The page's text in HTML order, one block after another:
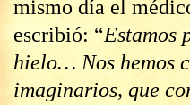
mismo día el
escribió: “Estamos
hielo… Nos hemos
imaginarios, que